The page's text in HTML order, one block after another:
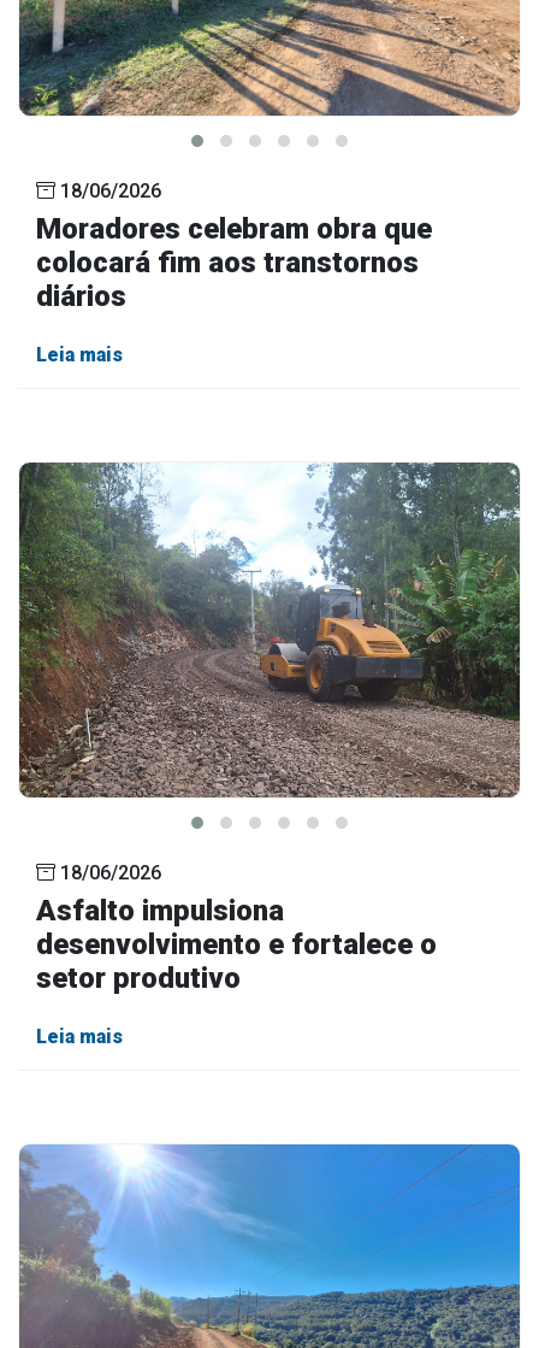
18/06/2026
Moradores celebram obra que
colocará fim aos transtornos
diários
Leia mais
18/06/2026
Asfalto impulsiona
desenvolvimento e fortalece o
setor produtivo
Leia mais